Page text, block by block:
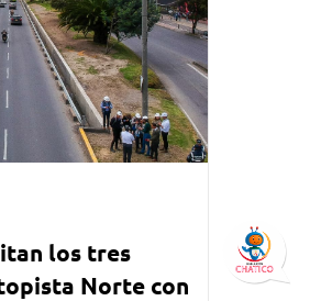
los tres
Norte con